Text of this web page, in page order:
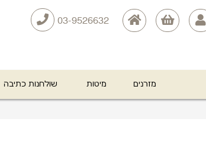
03-9526632
מזרנים מיטות שולחנות כתיבה